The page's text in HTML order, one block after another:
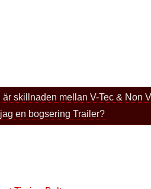
är skillnaden mellan V-Tec & Non
en bogsering Trailer?